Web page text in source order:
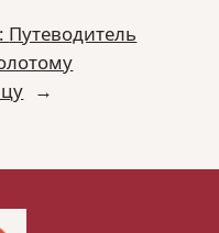
Путеводитель
→